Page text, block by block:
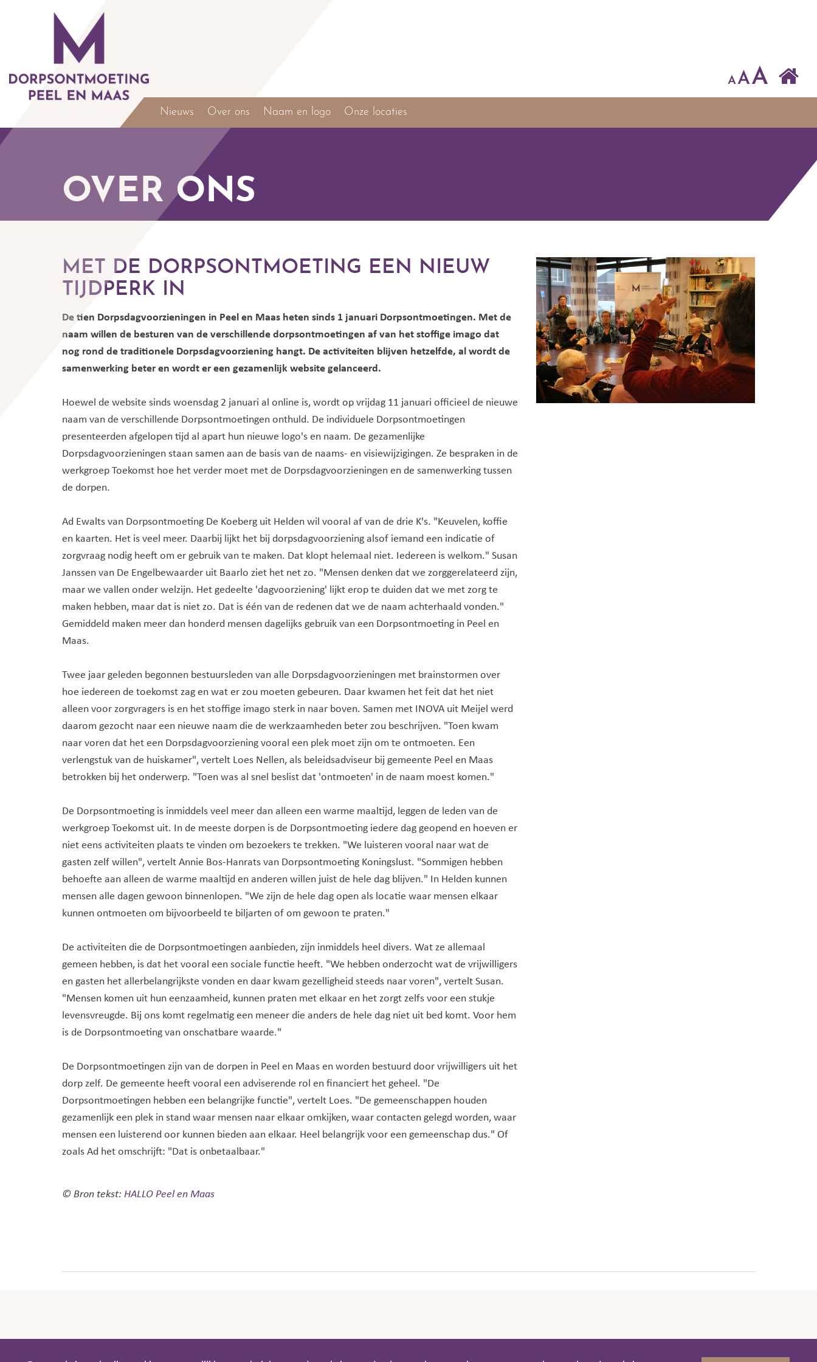
A AA
Nieuws Over ons Naam en logo Onze locaties
OVER ONS
MET DE DORPSONTMOETING EEN NIEUW
TIJDPERK IN
De tien Dorpsdagvoorzieningen in Peel en Maas heten sinds 1 januari Dorpsontmoetingen. Met de
naam willen de besturen van de verschillende dorpsontmoetingen af van het stoffige imago dat
nog rond de traditionele Dorpsdagvoorziening hangt. De activiteiten blijven hetzelfde, al wordt de
samenwerking beter en wordt er een gezamenlijk website gelanceerd.
Hoewel de website sinds woensdag 2 januari al online is, wordt op vrijdag 11 januari officieel de nieuwe
naam van de verschillende Dorpsontmoetingen onthuld. De individuele Dorpsontmoetingen
presenteerden afgelopen tijd al apart hun nieuwe logo's en naam. De gezamenlijke
Dorpsdagvoorzieningen staan samen aan de basis van de naams- en visiewijzigingen. Ze bespraken in de
werkgroep Toekomst hoe het verder moet met de Dorpsdagvoorzieningen en de samenwerking tussen
de dorpen.
Ad Ewalts van Dorpsontmoeting De Koeberg uit Helden wil vooral af van de drie K's. "Keuvelen, koffie
en kaarten. Het is veel meer. Daarbij lijkt het bij dorpsdagvoorziening alsof iemand een indicatie of
zorgvraag nodig heeft om er gebruik van te maken. Dat klopt helemaal niet. Iedereen is welkom." Susan
Janssen van De Engelbewaarder uit Baarlo ziet het net zo. "Mensen denken dat we zorggerelateerd zijn,
maar we vallen onder welzijn. Het gedeelte 'dagvoorziening' lijkt erop te duiden dat we met zorg te
maken hebben, maar dat is niet zo. Dat is één van de redenen dat we de naam achterhaald vonden."
Gemiddeld maken meer dan honderd mensen dagelijks gebruik van een Dorpsontmoeting in Peel en
Maas.
Twee jaar geleden begonnen bestuursleden van alle Dorpsdagvoorzieningen met brainstormen over
hoe iedereen de toekomst zag en wat er zou moeten gebeuren. Daar kwamen het feit dat het niet
alleen voor zorgvragers is en het stoffige imago sterk in naar boven. Samen met INOVA uit Meijel werd
daarom gezocht naar een nieuwe naam die de werkzaamheden beter zou beschrijven. "Toen kwam
naar voren dat het een Dorpsdagvoorziening vooral een plek moet zijn om te ontmoeten. Een
verlengstuk van de huiskamer", vertelt Loes Nellen, als beleidsadviseur bij gemeente Peel en Maas
betrokken bij het onderwerp. "Toen was al snel beslist dat 'ontmoeten' in de naam moest komen."
De Dorpsontmoeting is inmiddels veel meer dan alleen een warme maaltijd, leggen de leden van de
werkgroep Toekomst uit. In de meeste dorpen is de Dorpsontmoeting iedere dag geopend en hoeven er
niet eens activiteiten plaats te vinden om bezoekers te trekken. "We luisteren vooral naar wat de
gasten zelf willen", vertelt Annie Bos-Hanrats van Dorpsontmoeting Koningslust. "Sommigen hebben
behoefte aan alleen de warme maaltijd en anderen willen juist de hele dag blijven." In Helden kunnen
mensen alle dagen gewoon binnenlopen. "We zijn de hele dag open als locatie waar mensen elkaar
kunnen ontmoeten om bijvoorbeeld te biljarten of om gewoon te praten."
De activiteiten die de Dorpsontmoetingen aanbieden, zijn inmiddels heel divers. Wat ze allemaal
gemeen hebben, is dat het vooral een sociale functie heeft. "We hebben onderzocht wat de vrijwilligers
en gasten het allerbelangrijkste vonden en daar kwam gezelligheid steeds naar voren", vertelt Susan.
"Mensen komen uit hun eenzaamheid, kunnen praten met elkaar en het zorgt zelfs voor een stukje
levensvreugde. Bij ons komt regelmatig een meneer die anders de hele dag niet uit bed komt. Voor hem
is de Dorpsontmoeting van onschatbare waarde."
De Dorpsontmoetingen zijn van de dorpen in Peel en Maas en worden bestuurd door vrijwilligers uit het
dorp zelf. De gemeente heeft vooral een adviserende rol en financiert het geheel. "De
Dorpsontmoetingen hebben een belangrijke functie", vertelt Loes. "De gemeenschappen houden
gezamenlijk een plek in stand waar mensen naar elkaar omkijken, waar contacten gelegd worden, waar
mensen een luisterend oor kunnen bieden aan elkaar. Heel belangrijk voor een gemeenschap dus." Of
zoals Ad het omschrijft: "Dat is onbetaalbaar."
© Bron tekst: HALLO Peel en Maas